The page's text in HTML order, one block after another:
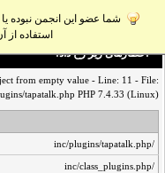
شما عضو این انجمن نبوده
استفاده از
اخطار‌های زیر رخ داد:
from empty value - Line: 11 - File:
tapatalk.php PHP 7.4.33 (Linux)
/inc/plugins/tapatalk.php
/inc/class_plugins.php